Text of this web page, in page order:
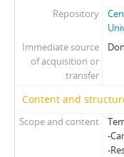
Repository
Immediate source
of acquisition or
transfer
Content and
Scope and content
-
-